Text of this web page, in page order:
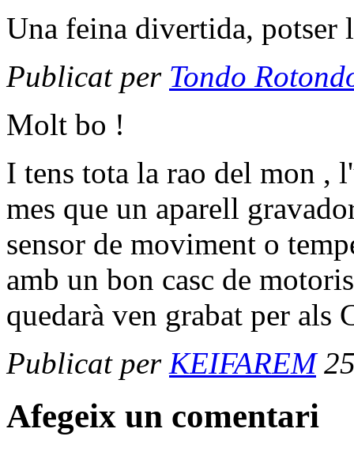
Una feina divertida, potser
Publicat per Tondo
Molt bo !
I tens tota la rao del mon ,
mes que un aparell
sensor de moviment o
amb un bon casc de
quedarà ven grabat per als
Publicat per KEIFAREM
Afegeix un comentari